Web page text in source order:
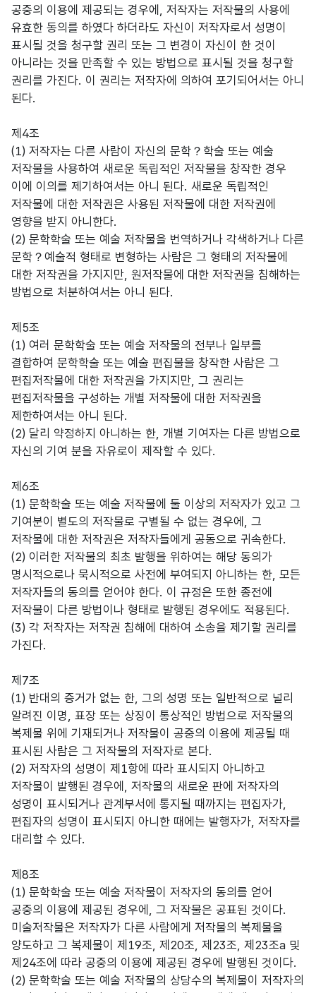
공중의 이용에 제공되는 경우에, 저작자는 저작물의 사용에
유효한 동의를 하였다 하더라도 자신이 저작자로서 성명이
표시될 것을 청구할 권리 또는 그 변경이 자신이 한 것이
아니라는 것을 만족할 수 있는 방법으로 표시될 것을 청구할
권리를 가진다. 이 권리는 저작자에 의하여 포기되어서는 아니
된다.
제4조
(1) 저작자는 다른 사람이 자신의 문학？학술 또는 예술
저작물을 사용하여 새로운 독립적인 저작물을 창작한 경우
이에 이의를 제기하여서는 아니 된다. 새로운 독립적인
저작물에 대한 저작권은 사용된 저작물에 대한 저작권에
영향을 받지 아니한다.
(2) 문학학술 또는 예술 저작물을 번역하거나 각색하거나 다른
문학？예술적 형태로 변형하는 사람은 그 형태의 저작물에
대한 저작권을 가지지만, 원저작물에 대한 저작권을 침해하는
방법으로 처분하여서는 아니 된다.
제5조
(1) 여러 문학학술 또는 예술 저작물의 전부나 일부를
결합하여 문학학술 또는 예술 편집물을 창작한 사람은 그
편집저작물에 대한 저작권을 가지지만, 그 권리는
편집저작물을 구성하는 개별 저작물에 대한 저작권을
제한하여서는 아니 된다.
(2) 달리 약정하지 아니하는 한, 개별 기여자는 다른 방법으로
자신의 기여 분을 자유로이 제작할 수 있다.
제6조
(1) 문학학술 또는 예술 저작물에 둘 이상의 저작자가 있고 그
기여분이 별도의 저작물로 구별될 수 없는 경우에, 그
저작물에 대한 저작권은 저작자들에게 공동으로 귀속한다.
(2) 이러한 저작물의 최초 발행을 위하여는 해당 동의가
명시적으로나 묵시적으로 사전에 부여되지 아니하는 한, 모든
저작자들의 동의를 얻어야 한다. 이 규정은 또한 종전에
저작물이 다른 방법이나 형태로 발행된 경우에도 적용된다.
(3) 각 저작자는 저작권 침해에 대하여 소송을 제기할 권리를
가진다.
제7조
(1) 반대의 증거가 없는 한, 그의 성명 또는 일반적으로 널리
알려진 이명, 표장 또는 상징이 통상적인 방법으로 저작물의
복제물 위에 기재되거나 저작물이 공중의 이용에 제공될 때
표시된 사람은 그 저작물의 저작자로 본다.
(2) 저작자의 성명이 제1항에 따라 표시되지 아니하고
저작물이 발행된 경우에, 저작물의 새로운 판에 저작자의
성명이 표시되거나 관계부서에 통지될 때까지는 편집자가,
편집자의 성명이 표시되지 아니한 때에는 발행자가, 저작자를
대리할 수 있다.
제8조
(1) 문학학술 또는 예술 저작물이 저작자의 동의를 얻어
공중의 이용에 제공된 경우에, 그 저작물은 공표된 것이다.
미술저작물은 저작자가 다른 사람에게 저작물의 복제물을
양도하고 그 복제물이 제19조, 제20조, 제23조, 제23조a 및
제24조에 따라 공중의 이용에 제공된 경우에 발행된 것이다.
(2) 문학학술 또는 예술 저작물의 상당수의 복제물이 저작자의